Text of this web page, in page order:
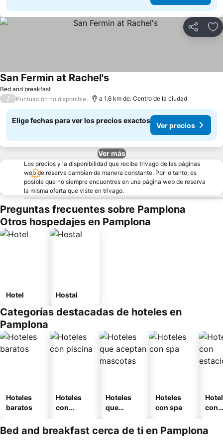
Compartir
Bed and breakfast
San Fermin at Rachel'sVer precios
/ Puntuación no disponible a 1.6 km de: Centro de la ciudad
Elige fechas para ver los precios exactos
Ver precios
Ver más
Los precios y la disponibilidad que recibe trivago de las páginas
web de reserva cambian de manera constante. Por lo tanto, es
posible que no siempre encuentres en una página web de reserva
la misma oferta que viste en trivago.
Preguntas frecuentes sobre Pamplona
Otros hospedajes en Pamplona
Hotel Hostal
Categorías destacadas de hoteles en
Pamplona
Hoteles
baratos
Hoteles
con
Hoteles
que
mascotas
Hoteles
con spa
con
Bed and breakfast cerca de ti en Pamplona